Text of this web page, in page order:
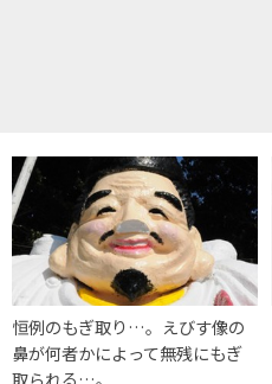
恒例のもぎ取り…。えびす像の
鼻が何者かによって無残にもぎ
取られる…。